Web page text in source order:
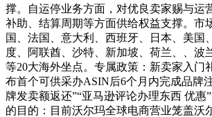
撑。自运停业务方面，对优良卖家赐与运
补助、结算周期等方面供给权益支撑。市
国、法国、意大利、西班牙、日本、美国
度、阿联酋、沙特、新加坡、荷兰、、波
等20大海外坐点。专属政策：新卖家入门
布首个可供采办ASIN后6个月内完成品牌
牌发卖额返还”“亚马逊评论办理东西 优惠
的目的：目前沃尔玛全球电商营业笼盖沃